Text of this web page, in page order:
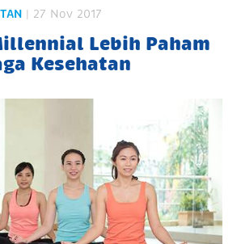
| 27 Nov 2017
Lebih Paham
Kesehatan